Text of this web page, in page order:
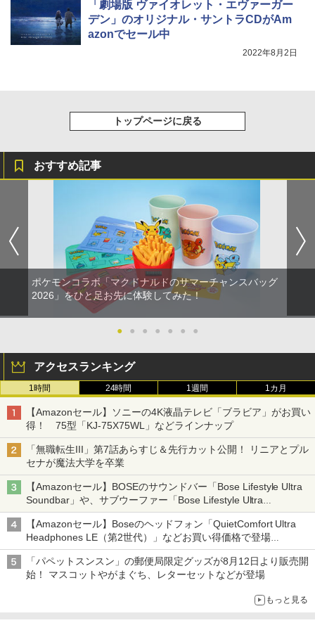
「劇場版 ヴァイオレット・エヴァーガー
デン」のオリジナル・サントラCDがAm
azonでセール中
2022年8月2日
トップページに戻る
おすすめ記事
ポケモンコラボ「マクドナルドのサマーチャンスバッグ
2026」をひと足お先に体験してみた！
● ● ● ● ● ● ●
アクセスランキング
1時間 24時間 1週間 1カ月
【Amazonセール】ソニーの4K液晶テレビ「ブラビア」がお買い
得！ 75型「KJ-75X75WL」などラインナップ
「無職転生III」第7話あらすじ＆先行カット公開！ リニアとプル
セナが魔法大学を卒業
【Amazonセール】BOSEのサウンドバー「Bose Lifestyle Ultra
Soundbar」や、サブウーファー「Bose Lifestyle Ultra
Subwoofer」などお買い得！
【Amazonセール】Boseのヘッドフォン「QuietComfort Ultra
Headphones LE（第2世代）」などお買い得価格で登場
イマーシブオーディオで臨場感ある音楽体験が楽しめる
「パペットスンスン」の郵便局限定グッズが8月12日より販売開
始！ マスコットやがまぐち、レターセットなどが登場
もっと見る